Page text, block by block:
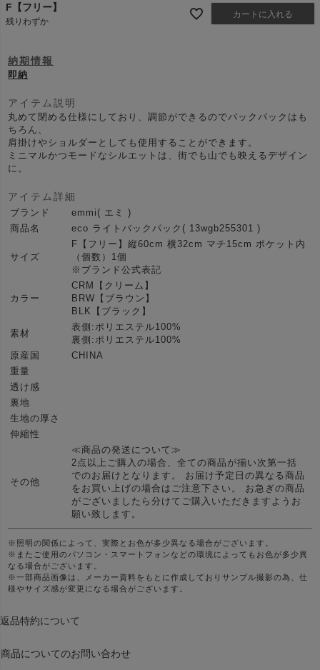
F【フリー】
残りわずか
カートに入れる
納期情報
即納
アイテム説明
丸めて閉める仕様にしており、調節ができるのでバックパックはも
ちろん、
肩掛けやショルダーとしても使用することができます。
ミニマルかつモードなシルエットは、街でも山でも映えるデザイン
に。
アイテム詳細
ブランド
emmi( エミ )
商品名
eco ライトバックパック( 13wgb255301 )
サイズ
F【フリー】縦60cm 横32cm マチ15cm ポケット内
（個数）1個
※ブランド公式表記
カラー
CRM【クリーム】
BRW【ブラウン】
BLK【ブラック】
素材
表側:ポリエステル100%
裏側:ポリエステル100%
原産国
CHINA
重量
透け感
裏地
生地の厚さ
伸縮性
その他
≪商品の発送について≫
2点以上ご購入の場合、全ての商品が揃い次第一括
でのお届けとなります。 お届け予定日の異なる商品
をお買い上げの場合はご注意下さい。 お急ぎの商品
がございましたら分けてご購入いただきますようお
願い致します。
※照明の関係によって、実際とお色が多少異なる場合がございます。
※またご使用のパソコン・スマートフォンなどの環境によってもお色が多少異
なる場合がございます。
※一部商品画像は、メーカー資料をもとに作成しておりサンプル撮影の為、仕
様やサイズ感が変更になる場合がございます。
返品特約について
商品についてのお問い合わせ